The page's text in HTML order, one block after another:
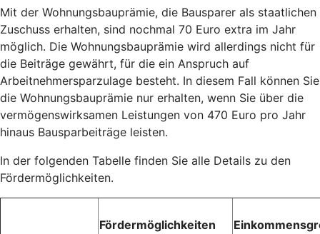
Mit der Wohnungsbauprämie, die Bausparer als staatlichen
Zuschuss erhalten, sind nochmal 70 Euro extra im Jahr
möglich. Die Wohnungsbauprämie wird allerdings nicht für
die Beiträge gewährt, für die ein Anspruch auf
Arbeitnehmersparzulage besteht. In diesem Fall können Sie
die Wohnungsbauprämie nur erhalten, wenn Sie über die
vermögenswirksamen Leistungen von 470 Euro pro Jahr
hinaus Bausparbeiträge leisten.
In der folgenden Tabelle finden Sie alle Details zu den
Fördermöglichkeiten.
Fördermöglichkeiten